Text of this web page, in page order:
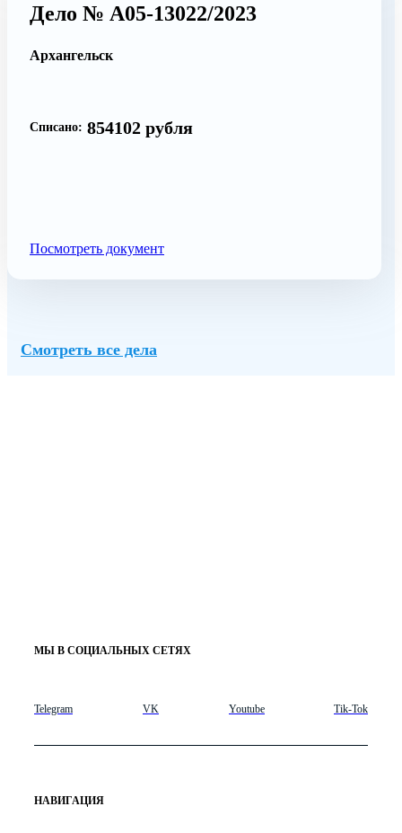
Дело № А05-13022/2023
Архангельск
Списано: 854102 рубля
Посмотреть документ
Смотреть все дела
МЫ В СОЦИАЛЬНЫХ СЕТЯХ
Telegram VK Youtube Tik-Tok
НАВИГАЦИЯ